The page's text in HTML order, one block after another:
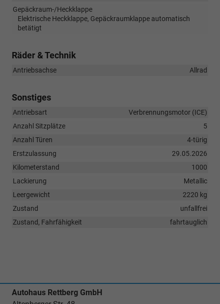
Gepäckraum-/Heckklappe
Elektrische Heckklappe, Gepäckraumklappe automatisch
betätigt
Räder & Technik
Antriebsachse Allrad
Sonstiges
Antriebsart
Verbrennungsmotor (ICE)
Anzahl Sitzplätze
5
Anzahl Türen
4-türig
Erstzulassung
29.05.2026
Kilometerstand
1000
Lackierung
Metallic
Leergewicht
2220 kg
Zustand
unfallfrei
Zustand, Fahrfähigkeit
fahrtauglich
Autohaus Rettberg GmbH